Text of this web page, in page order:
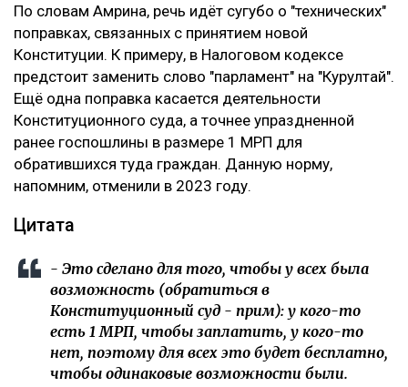
По словам Амрина, речь идёт сугубо о "технических"
поправках, связанных с принятием новой
Конституции. К примеру, в Налоговом кодексе
предстоит заменить слово "парламент" на "Курултай".
Ещё одна поправка касается деятельности
Конституционного суда, а точнее упраздненной
ранее госпошлины в размере 1 МРП для
обратившихся туда граждан. Данную норму,
напомним, отменили в 2023 году.
Цитата
- Это сделано для того, чтобы у всех была
возможность (обратиться в
Конституционный суд - прим): у кого-то
есть 1 МРП, чтобы заплатить, у кого-то
нет, поэтому для всех это будет бесплатно,
чтобы одинаковые возможности были.